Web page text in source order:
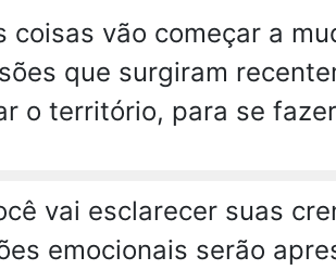
vão começar a
que surgiram
o território, para se
vai esclarecer suas
emocionais serão